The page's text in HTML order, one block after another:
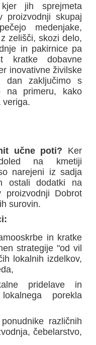
jih sprejmeta
skupaj
medenjake,
zelišči, skozi delo,
in pakirnice pa
kratke dobavne
inovativne živilske
zaključimo s
na primeru, kako
veriga.
učne poti? Ker
na kmetiji
narejeni iz sadja
ostali dodatki na
Dobrot
surovin.
in kratke
strategije "od vil
lokalnih izdelkov,
pridelave in
porekla
različnih
čebelarstvo,